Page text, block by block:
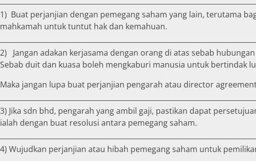
1) Buat perjanjian dengan pemegang saham yang lain, terutama
mahkamah untuk tuntut hak dan kemahuan.
2) Jangan adakan kerjasama dengan orang di atas sebab
Sebab duit dan kuasa boleh mengkaburi manusia untuk bertindak
Maka jangan lupa buat perjanjian pengarah atau director
3) Jika sdn bhd, pengarah yang ambil gaji, pastikan dapat
ialah dengan buat resolusi antara pemegang saham.
4) Wujudkan perjanjian atau hibah pemegang saham untuk